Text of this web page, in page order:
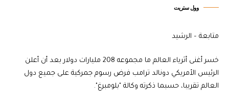
وول ستريت
متابعة – الرشيد
خسر أغنى أثرياء العالم ما مجموعه 208 مليارات دولار بعد أن أعلن
الرئيس الأمريكي دونالد ترامب فرض رسوم جمركية على جميع دول
العالم تقريبا، حسبما ذكرته وكالة "بلومبرغ".